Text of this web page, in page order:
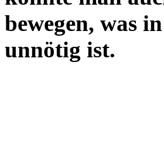
bewegen, was
unnötig